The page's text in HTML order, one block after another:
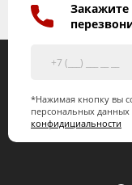
*Нажимая кнопку вы
персональных данных
конфидициальности